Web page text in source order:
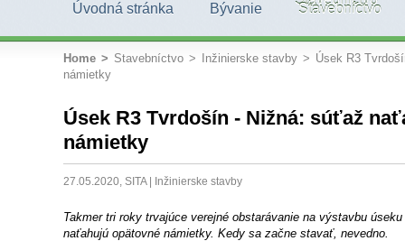
Úvodná stránka Bývanie Stavebníctvo
Home > Stavebníctvo > Inžinierske stavby > Úsek R3
námietky
Úsek R3 Tvrdošín - Nižná: súťaž
námietky
27.05.2020, SITA | Inžinierske stavby
Takmer tri roky trvajúce verejné obstarávanie na výstavbu
naťahujú opätovné námietky. Kedy sa začne stavať, nevedno.